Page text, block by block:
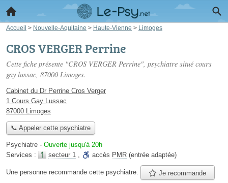
Accueil > Nouvelle-Aquitaine > Haute-Vienne > Limoges
CROS VERGER Perrine
Cette fiche présente "CROS VERGER Perrine", psychiatre situé cours
gay lussac, 87000 Limoges.
Cabinet du Dr Perrine Cros Verger
1 Cours Gay Lussac
87000 Limoges
📞 Appeler cette psychiatre
Psychiatre - Ouverte jusqu'à 20h
Services :
secteur 1 , accès PMR (entrée adaptée)
Une personne recommande cette psychiatre. Je recommande